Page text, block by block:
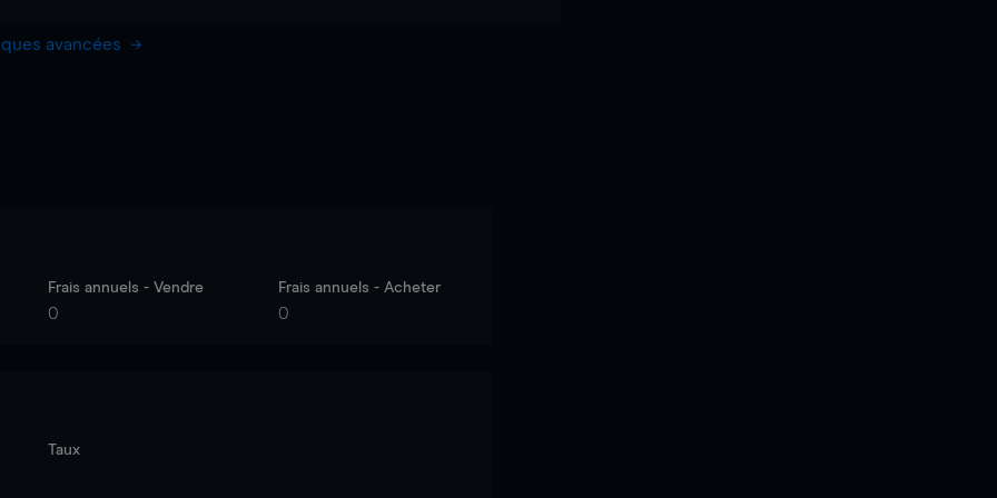
avancées
Frais annuels - Vendre
0
Frais annuels - Acheter
0
Taux